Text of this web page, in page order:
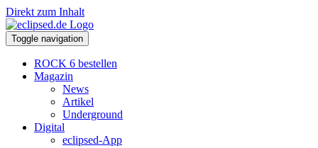
Direkt zum Inhalt
Toggle navigation
ROCK 6 bestellen
Magazin
News
Artikel
Underground
Digital
eclipsed-App